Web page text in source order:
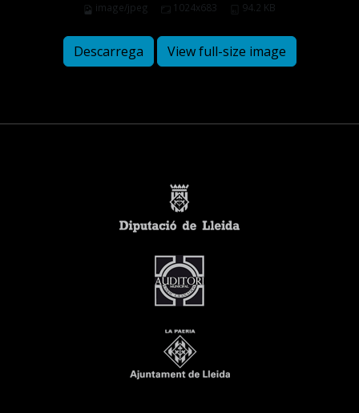
image/jpeg 1024x683 94.2 KB
Descarrega View full-size image